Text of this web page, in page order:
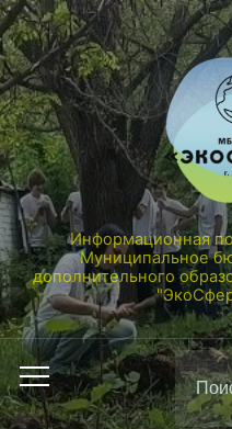
Информационная
Муниципальное
дополнительного
Переключить
мобильное
Поиск
по: